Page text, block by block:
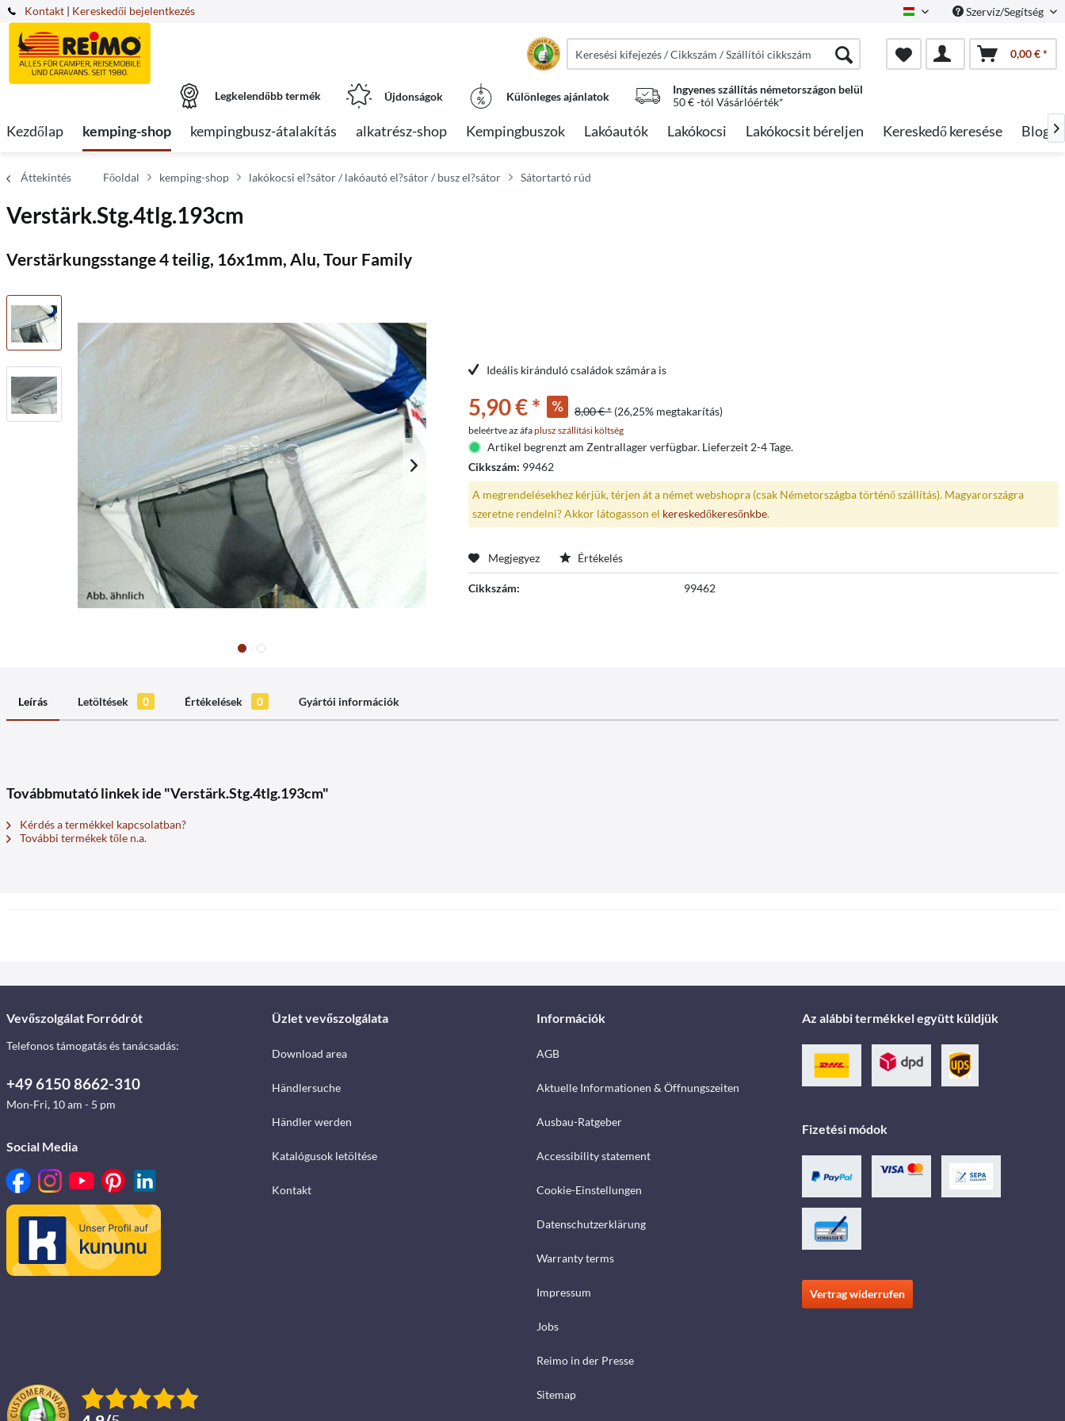
Kontakt HungarianSzervíz/Segítség
| Kereskedői bejelentkezés
0,00 € *
Legkelendőbb termék Újdonságok Különleges ajánlatok
Ingyenes szállítás németországon belül
50 € -tól Vásárlóérték*
Kezdőlap kemping-shop kempingbusz-átalakítás alkatrész-shop Kempingbuszok Lakóautók Lakókocsi Lakókocsit béreljen Kereskedő keresése Blog 
Áttekintés Főoldal kemping-shop lakókocsi el?sátor / lakóautó el?sátor / busz el?sátor Sátortartó rúd
Verstärk.Stg.4tlg.193cm
Verstärkungsstange 4 teilig, 16x1mm, Alu, Tour Family
Ideális kiránduló családok számára is
5,90 € * 8,00 € * (26,25% megtakarítás)
beleértve az áfaplusz szállítási költség
Artikel begrenzt am Zentrallager verfügbar. Lieferzeit 2-4 Tage.
Cikkszám: 99462
A megrendelésekhez kérjük, térjen át a német webshopra (csak Németországba történő szállítás). Magyarországra
szeretne rendelni? Akkor látogasson el kereskedőkeresőnkbe.
Megjegyez Értékelés
Cikkszám: 99462
Leírás Letöltések 0 Értékelések 0 Gyártói információk
Továbbmutató linkek ide "Verstärk.Stg.4tlg.193cm"
Kérdés a termékkel kapcsolatban?
További termékek tőle n.a.
Vevőszolgálat Forródrót
Telefonos támogatás és tanácsadás:
+49 6150 8662-310
Mon-Fri, 10 am - 5 pm
Social Media
Üzlet vevőszolgálata
Download area
Händlersuche
Händler werden
Katalógusok letöltése
Kontakt
Információk
AGB
Aktuelle Informationen & Öffnungszeiten
Ausbau-Ratgeber
Accessibility statement
Cookie-Einstellungen
Datenschutzerklärung
Warranty terms
Impressum
Jobs
Reimo in der Presse
Sitemap
Az alábbi termékkel együtt küldjük
Fizetési módok
Vertrag widerrufen